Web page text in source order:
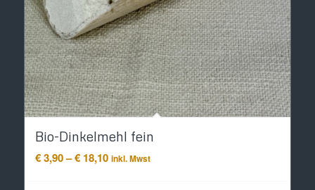
Bio-Dinkelmehl fein
€3,90–€18,10Preisspanne:
inkl. Mwst